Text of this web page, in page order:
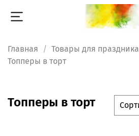
Главная Товары для праздника
Топперы в торт
Топперы в торт